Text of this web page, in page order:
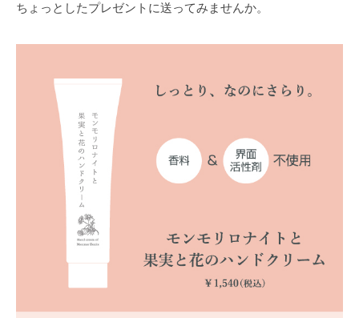
ちょっとしたプレゼントに送ってみませんか。